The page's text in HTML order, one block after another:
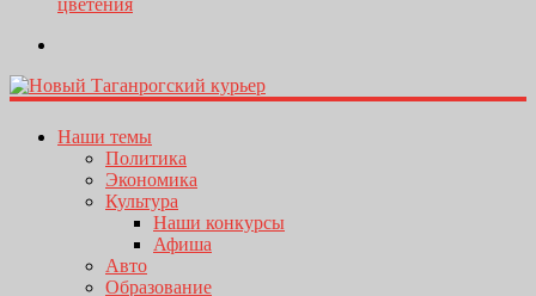
цветения
Наши темы
Политика
Экономика
Культура
Наши конкурсы
Афиша
Авто
Образование